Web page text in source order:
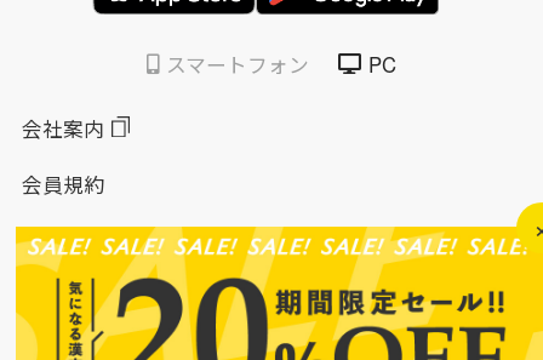
スマートフォン PC
会社案内
会員規約
個人情報保護方針
特定商取引法に基づく表示
このサイトについて